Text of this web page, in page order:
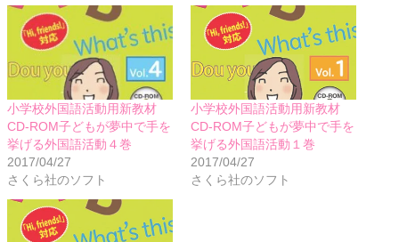
小学校外国語活動用新教材
CD-ROM子どもが夢中で手を
挙げる外国語活動４巻
2017/04/27
さくら社のソフト
小学校外国語活動用新教材
CD-ROM子どもが夢中で手を
挙げる外国語活動１巻
2017/04/27
さくら社のソフト